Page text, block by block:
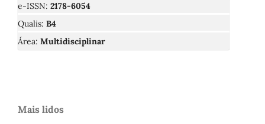
e-ISSN: 2178-6054
Qualis: B4
Área: Multidisciplinar
Mais lidos